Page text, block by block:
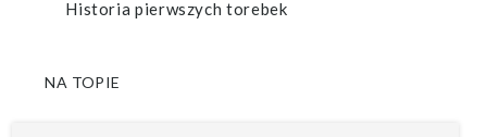
Historia pierwszych torebek
NA TOPIE